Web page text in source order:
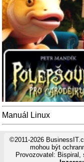
Manuál Linux
©2011-2026
mohou být
Provozovatel: Bispiral,